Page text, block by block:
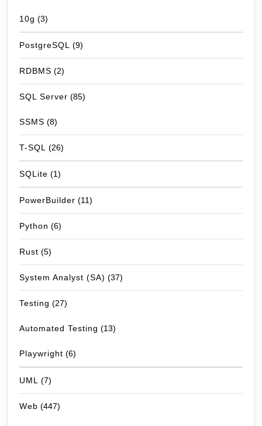
10g (3)
PostgreSQL (9)
RDBMS (2)
SQL Server (85)
SSMS (8)
T-SQL (26)
SQLite (1)
PowerBuilder (11)
Python (6)
Rust (5)
System Analyst (SA) (37)
Testing (27)
Automated Testing (13)
Playwright (6)
UML (7)
Web (447)